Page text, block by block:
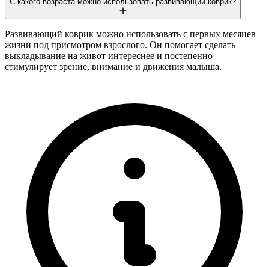
Развивающий коврик можно использовать с первых месяцев
жизни под присмотром взрослого. Он помогает сделать
выкладывание на живот интереснее и постепенно
стимулирует зрение, внимание и движения малыша.